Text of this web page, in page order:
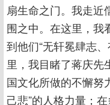
扇生命之门。我走近
围之中。在这里，我
到他们“无轩冕肆志
里，我目睹了蒋庆先
国文化所做的不懈努
己悲”的人格力量；